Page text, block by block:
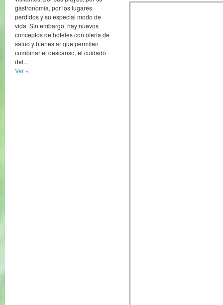
gastronomía, por los lugares
perdidos y su especial modo de
vida. Sin embargo, hay nuevos
conceptos de hoteles con oferta de
salud y bienestar que permiten
combinar el descanso, el cuidado
del...
Ver »